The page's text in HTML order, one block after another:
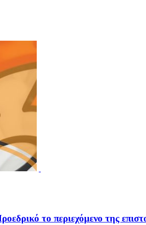
το περιεχόμενο της